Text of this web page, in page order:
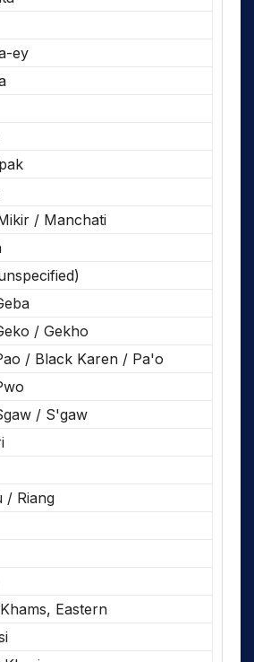
ey
/ Manchati
/ Gekho
/ Black Karen / Pa'o
/ S'gaw
/ Riang
Eastern